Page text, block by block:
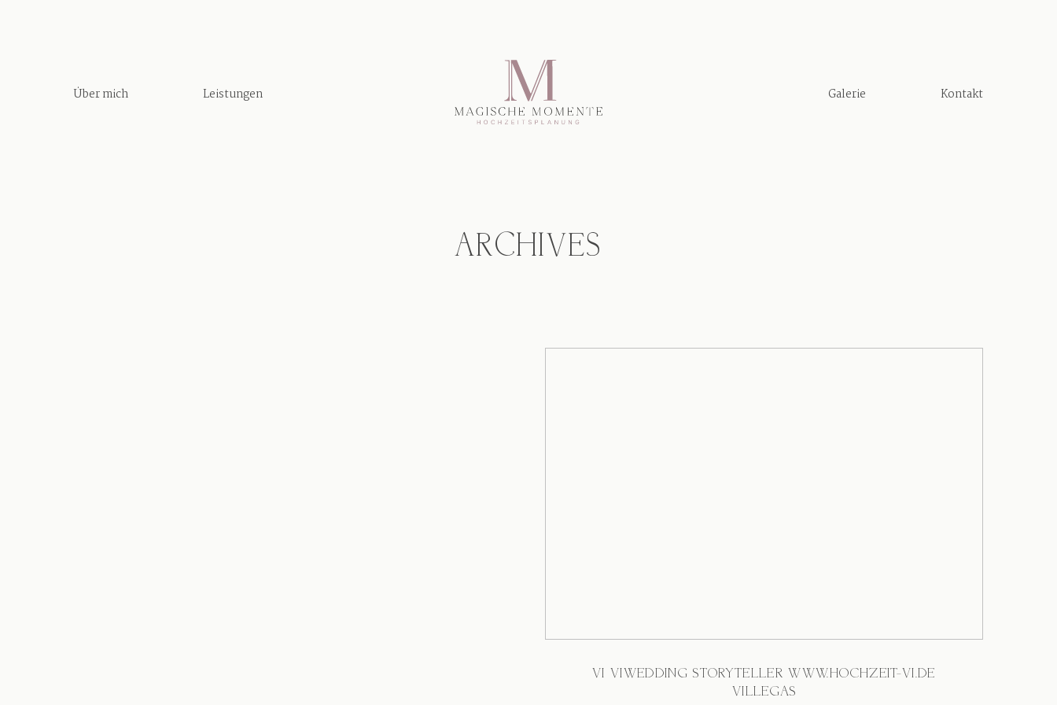
Über mich Leistungen Galerie Kontakt
ARCHIVES
VI VIWEDDING STORYTELLER WWW.HOCHZEIT-VI.DE
@VILLEGAS